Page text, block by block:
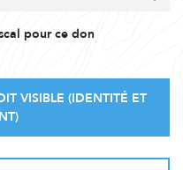
pour ce don
VISIBLE (IDENTITÉ ET